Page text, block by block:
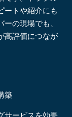
ートや紹介にも
の現場でも、
高評価につなが
築
サービスを効果